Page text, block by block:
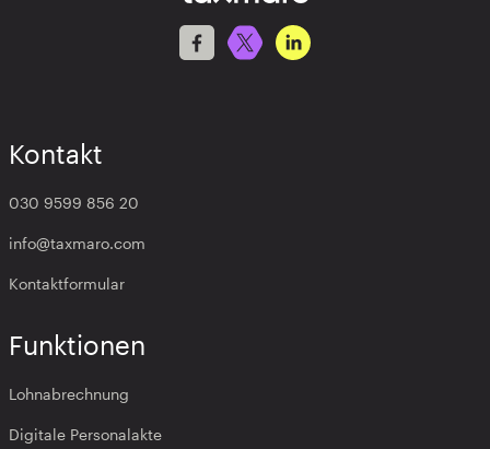
Kontakt
030 9599 856 20
info@taxmaro.com
Kontaktformular
Funktionen
Lohnabrechnung
Digitale Personalakte